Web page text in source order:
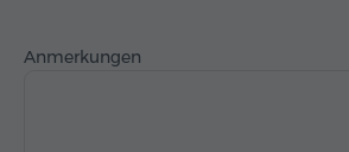
Anmerkungen